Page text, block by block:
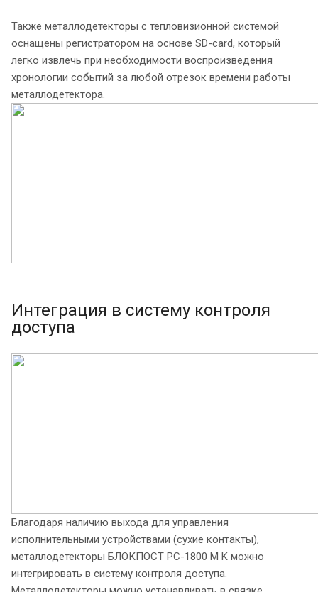
Также металлодетекторы с тепловизионной системой
оснащены регистратором на основе SD-card, который
легко извлечь при необходимости воспроизведения
хронологии событий за любой отрезок времени работы
металлодетектора.
Интеграция в систему контроля
доступа
Благодаря наличию выхода для управления
исполнительными устройствами (сухие контакты),
металлодетекторы БЛОКПОСТ РС-1800 M K можно
интегрировать в систему контроля доступа.